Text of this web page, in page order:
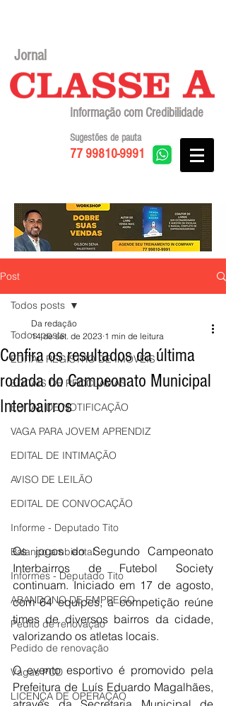
Jornal
Informação com Credibilidade
77 99810-9991
Sugestões de pauta
Post
Todos posts
EDITAL REGISTRO DE IMÓVEIS
EDITAIS DE PROCLAMAS
EDITAL DE NOTIFICAÇÃO
VAGA PARA JOVEM APRENDIZ
EDITAL DE INTIMAÇÃO
AVISO DE LEILÃO
EDITAL DE CONVOCAÇÃO
Informe - Deputado Tito
Balanço ambiental
Informes - Deputado Tito
ABANDONO DE EMPREGO
Pedito de renovação
Pedido de renovação
Vagas PCD
LICENÇA DE OPERAÇÃO
Todos posts
Confira os resultados da última
rodada do Campeonato Municipal
Interbairros
Da redação
14 de set. de 2023 1 min de leitura
Os jogos do Segundo Campeonato
Interbairros de Futebol Society
continuam. Iniciado em 17 de agosto,
com 64 equipes, a competição reúne
times de diversos bairros da cidade,
valorizando os atletas locais.
O evento esportivo é promovido pela
Prefeitura de Luís Eduardo Magalhães,